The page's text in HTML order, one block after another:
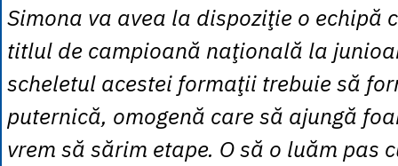
Simona va avea la dispoziţie o echipă
titlul de campioană naţională la
scheletul acestei formaţii trebuie să
puternică, omogenă care să ajungă
vrem să sărim etape. O să o luăm pas